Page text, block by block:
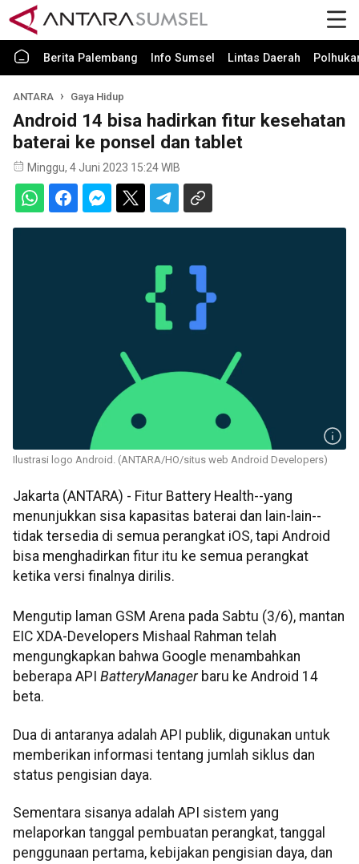
Berita Palembang Info Sumsel Lintas Daerah
ANTARA Gaya Hidup
Android 14 bisa hadirkan fitur kesehatan
baterai ke ponsel dan tablet
Minggu, 4 Juni 2023 15:24 WIB
Ilustrasi logo Android. (ANTARA/HO/situs web Android Developers)
Jakarta (ANTARA) - Fitur Battery Health--yang
menunjukkan sisa kapasitas baterai dan lain-lain--
tidak tersedia di semua perangkat iOS, tapi Android
bisa menghadirkan fitur itu ke semua perangkat
ketika versi finalnya dirilis.
Mengutip laman GSM Arena pada Sabtu (3/6), mantan
EIC XDA-Developers Mishaal Rahman telah
mengungkapkan bahwa Google menambahkan
beberapa API BatteryManagerbaru ke Android 14
beta.
Dua di antaranya adalah API publik, digunakan untuk
memberikan informasi tentang jumlah siklus dan
status pengisian daya.
Sementara sisanya adalah API sistem yang
melaporkan tanggal pembuatan perangkat, tanggal
penggunaan pertama, kebijakan pengisian daya, dan